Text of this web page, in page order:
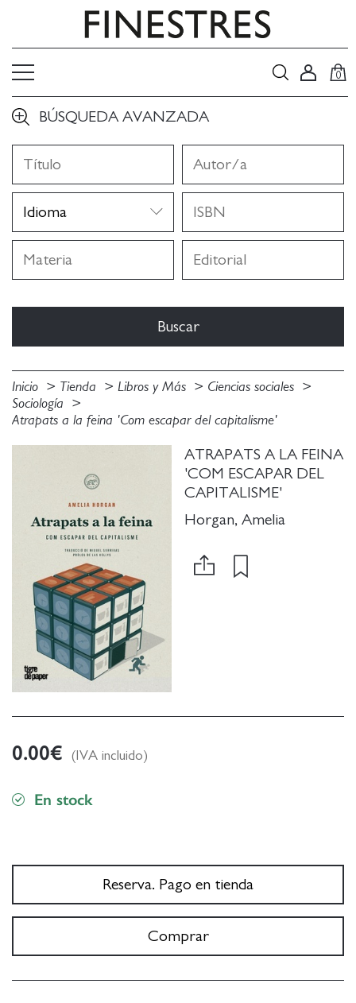
0
BÚSQUEDA AVANZADA
Inicio Tienda Libros y Más
Ciencias sociales
Sociología
Atrapats a la feina 'Com escapar del capitalisme'
ATRAPATS A LA FEINA
'COM ESCAPAR DEL
CAPITALISME'
Horgan, Amelia
0.00€ (IVA incluido)
En stock
Reserva. Pago en tienda
Comprar